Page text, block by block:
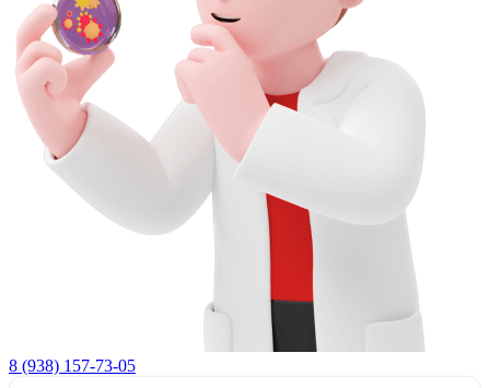
8 (938) 157-73-05